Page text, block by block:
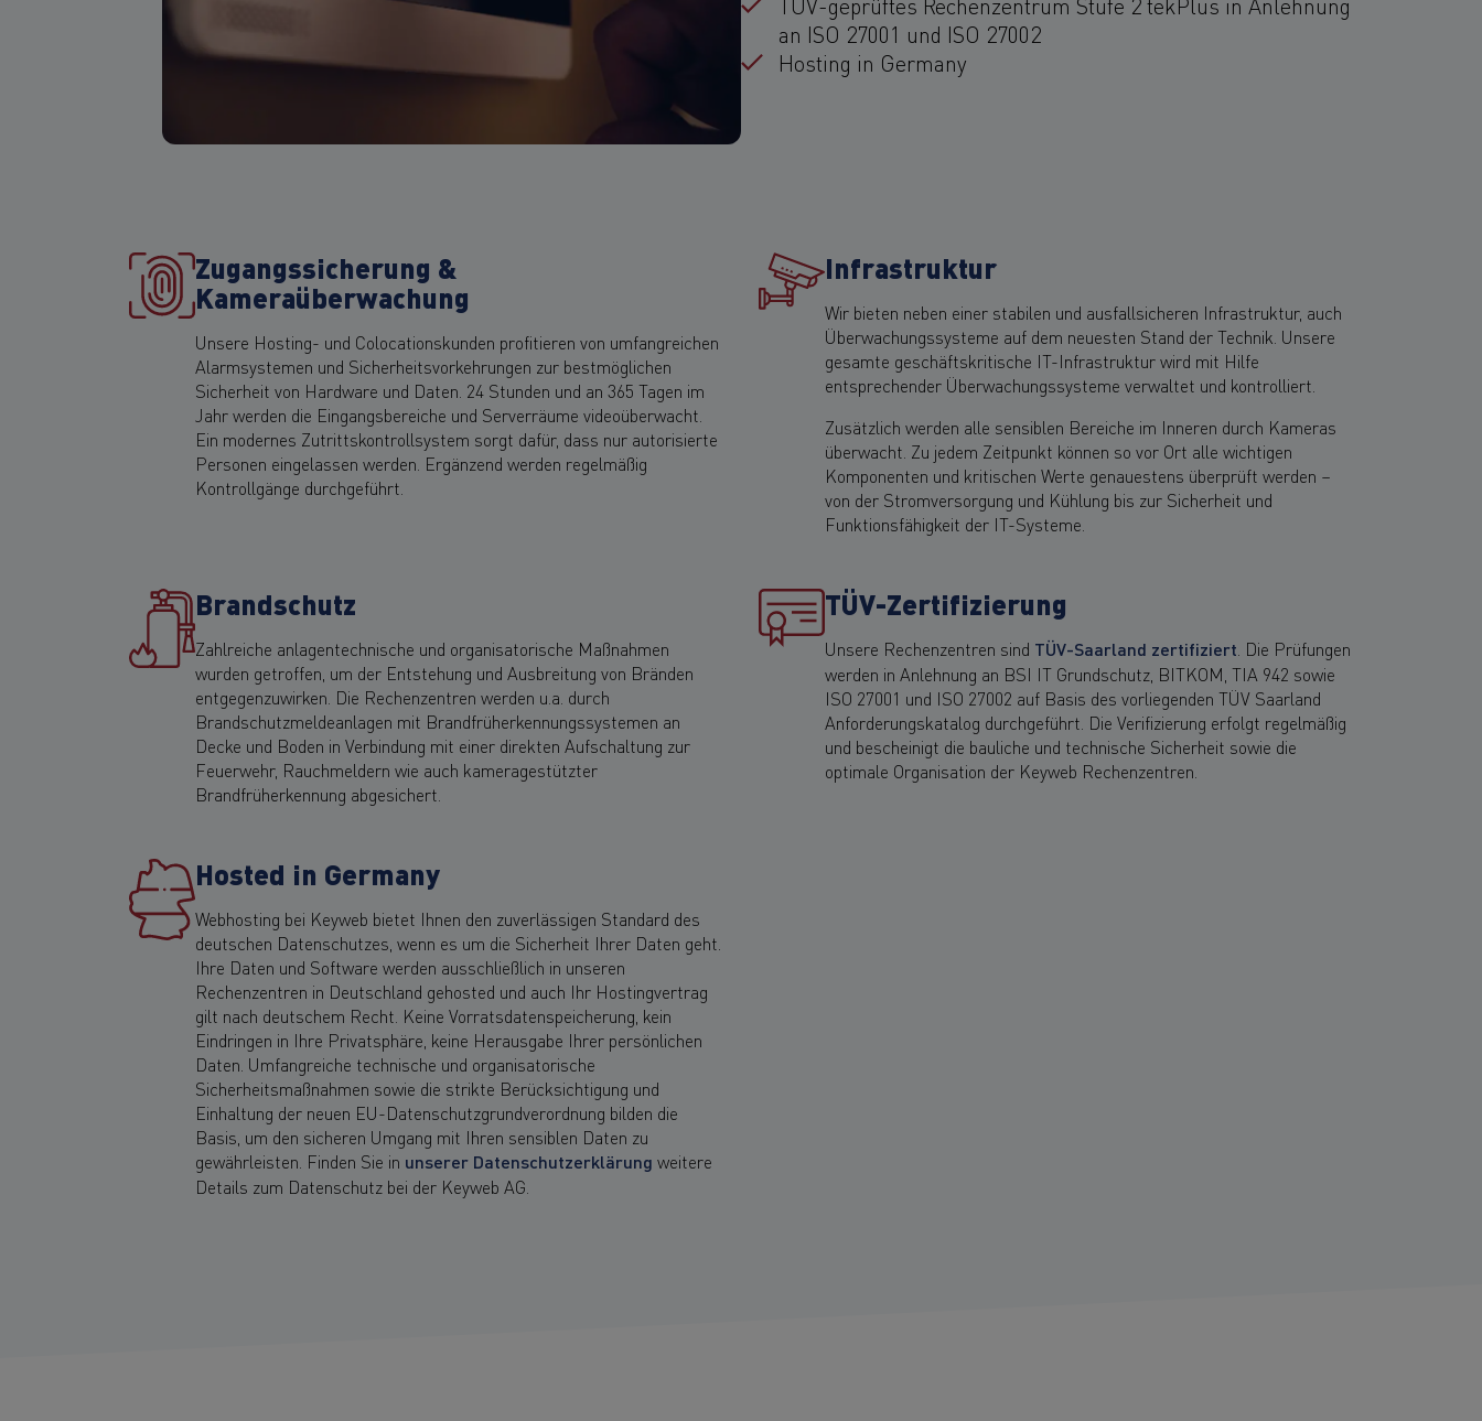
an ISO 27001 und ISO 27002
Hosting in Germany
Zugangssicherung &
Kameraüberwachung
Unsere Hosting- und Colocationskunden profitieren von umfangreichen
Alarmsystemen und Sicherheitsvorkehrungen zur bestmöglichen
Sicherheit von Hardware und Daten. 24 Stunden und an 365 Tagen im
Jahr werden die Eingangsbereiche und Serverräume videoüberwacht.
Ein modernes Zutrittskontrollsystem sorgt dafür, dass nur autorisierte
Personen eingelassen werden. Ergänzend werden regelmäßig
Kontrollgänge durchgeführt.
Infrastruktur
Wir bieten neben einer stabilen und ausfallsicheren Infrastruktur, auch
Überwachungssysteme auf dem neuesten Stand der Technik. Unsere
gesamte geschäftskritische IT-Infrastruktur wird mit Hilfe
entsprechender Überwachungssysteme verwaltet und kontrolliert.
Zusätzlich werden alle sensiblen Bereiche im Inneren durch Kameras
überwacht. Zu jedem Zeitpunkt können so vor Ort alle wichtigen
Komponenten und kritischen Werte genauestens überprüft werden –
von der Stromversorgung und Kühlung bis zur Sicherheit und
Funktionsfähigkeit der IT-Systeme.
Brandschutz
Zahlreiche anlagentechnische und organisatorische Maßnahmen
wurden getroffen, um der Entstehung und Ausbreitung von Bränden
entgegenzuwirken. Die Rechenzentren werden u.a. durch
Brandschutzmeldeanlagen mit Brandfrüherkennungssystemen an
Decke und Boden in Verbindung mit einer direkten Aufschaltung zur
Feuerwehr, Rauchmeldern wie auch kameragestützter
Brandfrüherkennung abgesichert.
TÜV-Zertifizierung
Unsere Rechenzentren sind TÜV-Saarland zertifiziert . Die Prüfungen
werden in Anlehnung an BSI IT Grundschutz, BITKOM, TIA 942 sowie
ISO 27001 und ISO 27002 auf Basis des vorliegenden TÜV Saarland
Anforderungskatalog durchgeführt. Die Verifizierung erfolgt regelmäßig
und bescheinigt die bauliche und technische Sicherheit sowie die
optimale Organisation der Keyweb Rechenzentren.
Hosted in Germany
Webhosting bei Keyweb bietet Ihnen den zuverlässigen Standard des
deutschen Datenschutzes, wenn es um die Sicherheit Ihrer Daten geht.
Ihre Daten und Software werden ausschließlich in unseren
Rechenzentren in Deutschland gehosted und auch Ihr Hostingvertrag
gilt nach deutschem Recht. Keine Vorratsdatenspeicherung, kein
Eindringen in Ihre Privatsphäre, keine Herausgabe Ihrer persönlichen
Daten. Umfangreiche technische und organisatorische
Sicherheitsmaßnahmen sowie die strikte Berücksichtigung und
Einhaltung der neuen EU-Datenschutzgrundverordnung bilden die
Basis, um den sicheren Umgang mit Ihren sensiblen Daten zu
gewährleisten. Finden Sie in unserer Datenschutzerklärung weitere
Details zum Datenschutz bei der Keyweb AG.